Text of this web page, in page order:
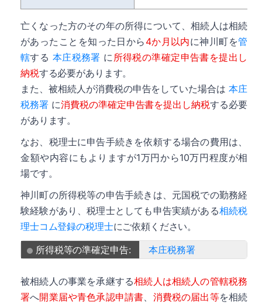
亡くなった方のその年の所得について、相続人は相続
があったことを知った日から 4か月以内に神川町を管
轄する 本庄税務署 に所得税の準確定申告書を提出し
納税する必要があります。
また、被相続人が消費税の申告をしていた場合は本庄
税務署に消費税の準確定申告書を提出し納税する必要
があります。
なお、税理士に申告手続きを依頼する場合の費用は、
金額や内容にもよりますが1万円から10万円程度が相
場です。
神川町の所得税等の申告手続きは、元国税での勤務経
験経験があり、税理士としても申告実績がある相続税
理士コム登録の税理士にご依頼ください。
所得税等の準確定申告:
本庄税務署
被相続人の事業を承継する相続人は相続人の管轄税務
署へ開業届や青色承認申請書、 消費税の届出等を相続